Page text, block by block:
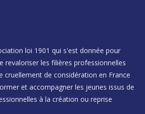
loi 1901 qui s'est donnée pour
revaloriser les filières professionnelles
cruellement de considération en France
et accompagner les jeunes issus de
à la création ou reprise